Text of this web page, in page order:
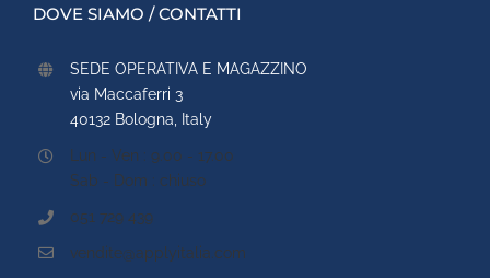
DOVE SIAMO / CONTATTI
SEDE OPERATIVA E MAGAZZINO
via Maccaferri 3
40132 Bologna, Italy
Lun - Ven : 9.00 - 17.00
Sab - Dom : chiuso
051 729 439
vendite@applyitalia.com